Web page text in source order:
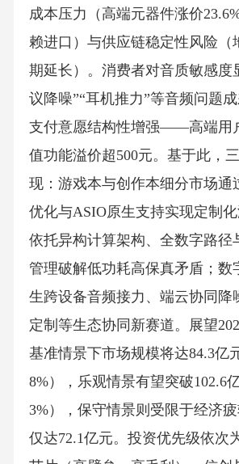
成本压力（高端元器件涨价
赖进口）与供应链稳定性风险（
期延长）。消费者对音质敏感度
议降噪”“耳机推力”等音频问题
支付意愿结构性增强——高端用
值功能溢价超500元。基于此，
现：游戏本与创作本细分市场通
优化与ASIO原生支持实现定制
依托异构计算架构、全数字路径
管理破解低功耗高保真矛盾；数
生跨设备音频接力、端云协同降
定制等生态协同新赛道。展望
基准情景下市场规模将达84.3亿
8%），乐观情景有望突破102.6
3%），保守情景则受限于经济
仅达72.1亿元。投资优先级依次